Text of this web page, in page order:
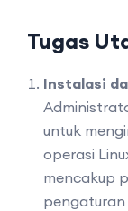
Tugas
Instalasi
untuk
operasi
mencakup